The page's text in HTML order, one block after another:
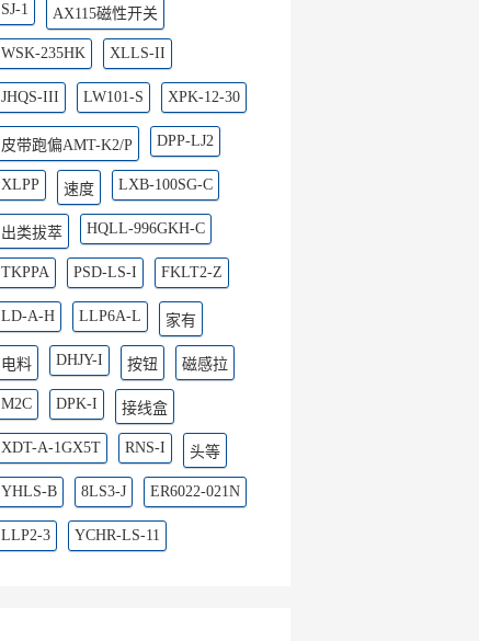
SJ-1 AX115磁性开关
WSK-235HK XLLS-II
JHQS-III LW101-S XPK-12-30
皮带跑偏AMT-K2/P DPP-LJ2
XLPP 速度 LXB-100SG-C
出类拔萃 HQLL-996GKH-C
TKPPA PSD-LS-I FKLT2-Z
LD-A-H LLP6A-L 家有
电料 DHJY-I 按钮 磁感拉
M2C DPK-I 接线盒
XDT-A-1GX5T RNS-I 头等
YHLS-B 8LS3-J ER6022-021N
LLP2-3 YCHR-LS-11